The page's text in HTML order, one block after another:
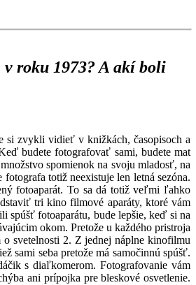
roku 1973? A akí boli
si zvykli vidieť v knižkách, časopisoch a
budete fotografovať sami, budete mat
spomienok na svoju mladosť, na
totiž neexistuje len letná sezóna.
fotoaparát. To sa dá totiž veľmi ľahko
tri kino filmové aparáty, ktoré vám
spúšť fotoaparátu, bude lepšie, keď si na
okom. Pretože u každého pristroja
svetelnosti 2. Z jednej náplne kinofilmu
sami seba pretože má samočinnú spúšť.
s diaľkomerom. Fotografovanie vám
ani prípojka pre bleskové osvetlenie.